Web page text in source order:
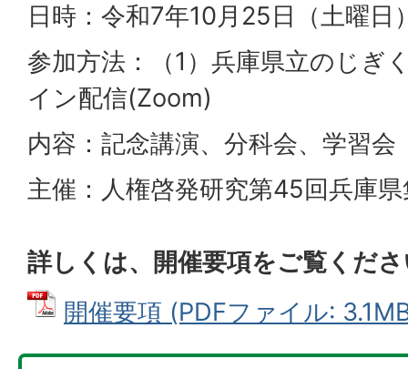
日時：令和7年10月25日（土曜
参加方法：（1）兵庫県立のじ
イン配信(Zoom)
内容：記念講演、分科会、学習会
主催：人権啓発研究第45回兵庫
詳しくは、開催要項をご覧くだ
開催要項 (PDFファイル: